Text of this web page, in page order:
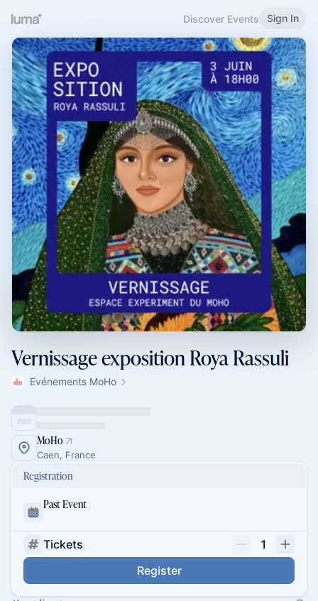
Discover Events Sign In
Vernissage exposition Roya Rassuli
Evénements MoHo
MoHo
Caen, France
Registration
Past Event
Tickets
1
Register